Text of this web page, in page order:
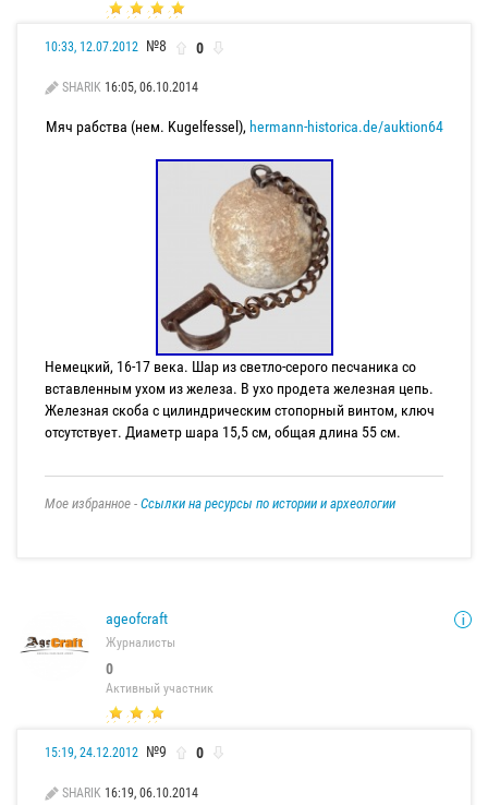
10:33, 12.07.2012 №8 0
SHARIK 16:05, 06.10.2014
Мяч рабства (нем. Kugelfessel), hermann-historica.de/auktion64
Немецкий, 16-17 века. Шар из светло-серого песчаника со
вставленным ухом из железа. В ухо продета железная цепь.
Железная скоба с цилиндрическим стопорный винтом, ключ
отсутствует. Диаметр шара 15,5 см, общая длина 55 см.
Мое избранное - Ссылки на ресурсы по истории и археологии
ageofcraft
Журналисты
0
Активный участник
15:19, 24.12.2012 №9 0
SHARIK 16:19, 06.10.2014